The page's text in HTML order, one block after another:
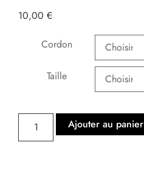
10,00 €
Cordon
Taille
Ajouter au panier